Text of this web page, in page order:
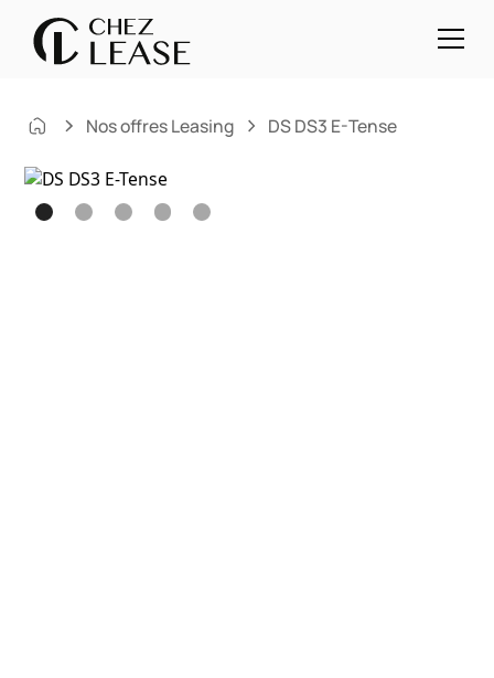
Nos offres Leasing DS DS3 E-Tense